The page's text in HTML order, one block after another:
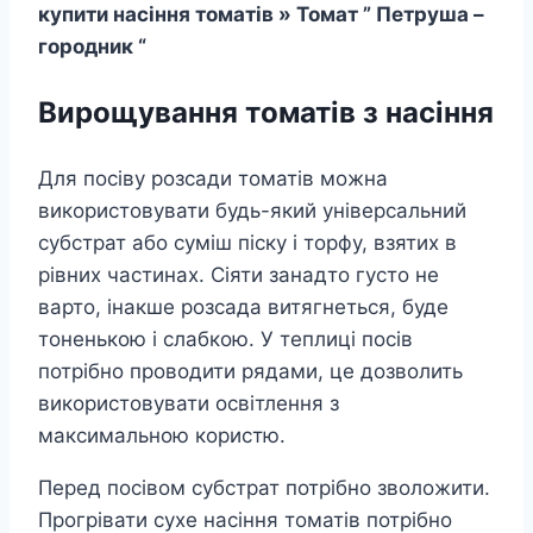
купити насіння томатів » Томат ” Петруша –
городник “
Вирощування томатів з насіння
Для посіву розсади томатів можна
використовувати будь-який універсальний
субстрат або суміш піску і торфу, взятих в
рівних частинах. Сіяти занадто густо не
варто, інакше розсада витягнеться, буде
тоненькою і слабкою. У теплиці посів
потрібно проводити рядами, це дозволить
використовувати освітлення з
максимальною користю.
Перед посівом субстрат потрібно зволожити.
Прогрівати сухе насіння томатів потрібно